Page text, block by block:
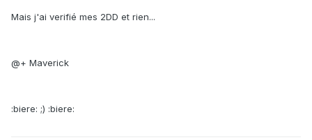
Mais j'ai verifié mes 2DD et rien...
@+ Maverick
:biere: ;) :biere: